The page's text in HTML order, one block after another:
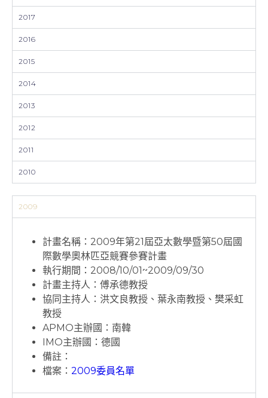
2017
2016
2015
2014
2013
2012
2011
2010
2009
計畫名稱：2009年第21屆亞太數學暨第50屆國
際數學奧林匹亞競賽參賽計畫
執行期間：2008/10/01~2009/09/30
計畫主持人：傅承德教授
協同主持人：洪文良教授、葉永南教授、樊采虹
教授
APMO主辦國：南韓
IMO主辦國：德國
備註：
檔案： 2009委員名單